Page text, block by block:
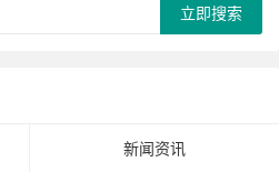
立即搜索
新闻资讯